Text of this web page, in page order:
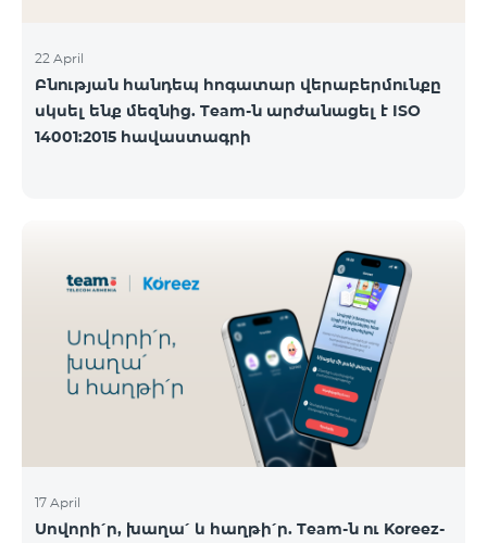
22 April
Բնության հանդեպ հոգատար վերաբերմունքը
սկսել ենք մեզնից. Team-ն արժանացել է ISO
14001:2015 հավաստագրի
17 April
Սովորի՛ր, խաղա՛ և հաղթի՛ր. Team-ն ու Koreez-